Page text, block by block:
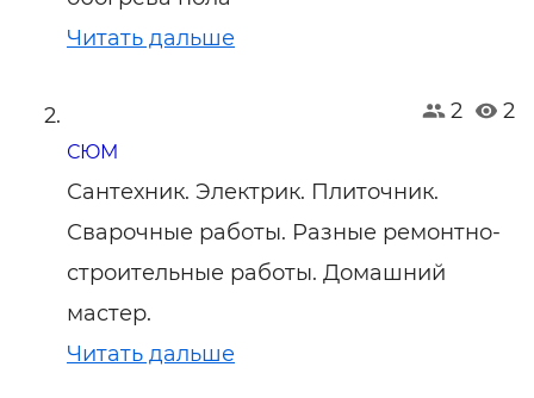
Читать дальше
2 2
СЮМ
Сантехник. Электрик. Плиточник.
Сварочные работы. Разные ремонтно-
строительные работы. Домашний
мастер.
Читать дальше